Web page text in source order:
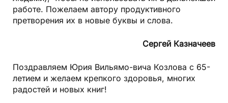
работе. Пожелаем автору продуктивного
претворения их в новые буквы и слова.
Сергей Казначеев
Поздравляем Юрия Вильямо-вича Козлова с 65-
летием и желаем крепкого здоровья, многих
радостей и новых книг!